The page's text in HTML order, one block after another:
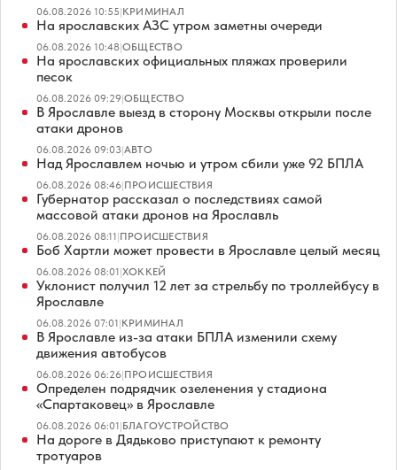
06.08.2026 10:55|КРИМИНАЛ
На ярославских АЗС утром заметны очереди
06.08.2026 10:48|ОБЩЕСТВО
На ярославских официальных пляжах проверили
песок
06.08.2026 09:29|ОБЩЕСТВО
В Ярославле выезд в сторону Москвы открыли после
атаки дронов
06.08.2026 09:03|АВТО
Над Ярославлем ночью и утром сбили уже 92 БПЛА
06.08.2026 08:46|ПРОИСШЕСТВИЯ
Губернатор рассказал о последствиях самой
массовой атаки дронов на Ярославль
06.08.2026 08:11|ПРОИСШЕСТВИЯ
Боб Хартли может провести в Ярославле целый месяц
06.08.2026 08:01|ХОККЕЙ
Уклонист получил 12 лет за стрельбу по троллейбусу в
Ярославле
06.08.2026 07:01|КРИМИНАЛ
В Ярославле из-за атаки БПЛА изменили схему
движения автобусов
06.08.2026 06:26|ПРОИСШЕСТВИЯ
Определен подрядчик озеленения у стадиона
«Спартаковец» в Ярославле
06.08.2026 06:01|БЛАГОУСТРОЙСТВО
На дороге в Дядьково приступают к ремонту
тротуаров